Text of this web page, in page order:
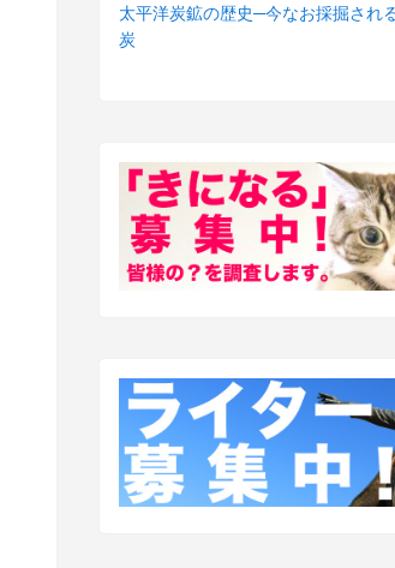
(3)
太平洋炭鉱の歴史─今なお採掘され
炭